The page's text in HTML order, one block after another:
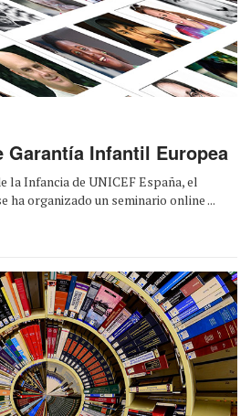
Infantil Europea
la Infancia de UNICEF España, el
ha organizado un seminario online ...